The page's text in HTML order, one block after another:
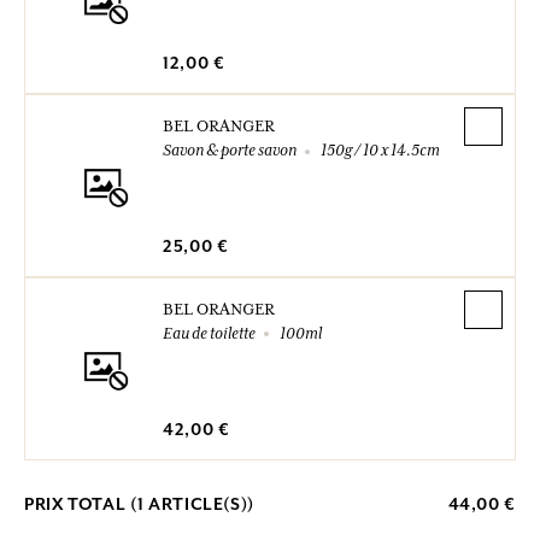
12,00 €
BEL ORANGER
Savon & porte savon
150g / 10 x 14.5cm
25,00 €
BEL ORANGER
Eau de toilette
100ml
42,00 €
PRIX TOTAL (1 ARTICLE(S)) 44,00 €